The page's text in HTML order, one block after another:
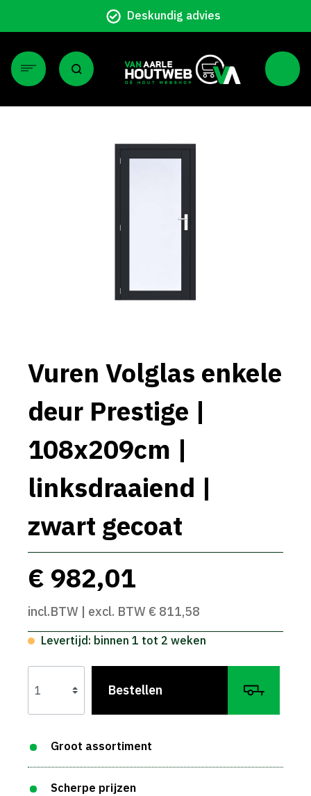
Deskundig advies
Vuren Volglas enkele
deur Prestige |
108x209cm |
linksdraaiend |
zwart gecoat
€ 982,01
incl.BTW | excl. BTW € 811,58
Levertijd: binnen 1 tot 2 weken
Bestellen
Groot assortiment
Scherpe prijzen